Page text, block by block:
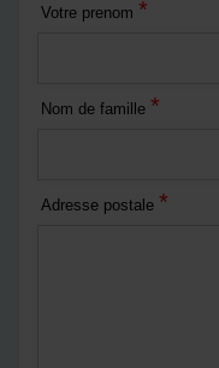
Votre prenom *
Nom de famille *
Adresse postale *